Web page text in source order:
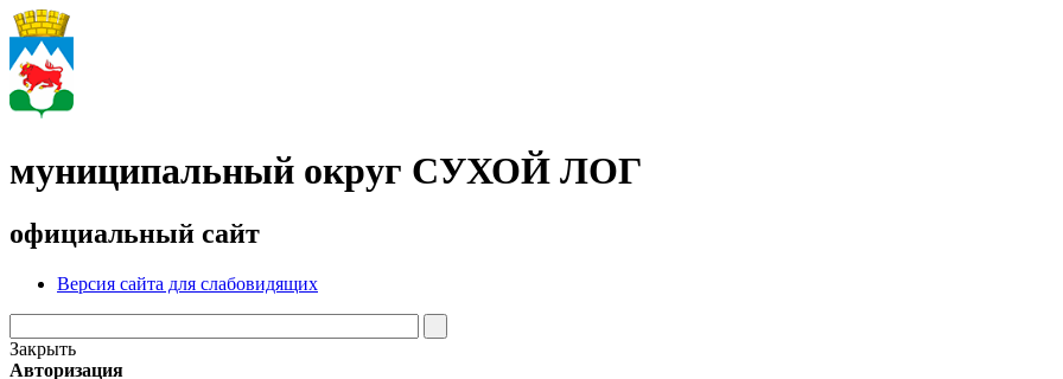
муниципальный округ СУХОЙ ЛОГ
официальный сайт
Версия сайта для слабовидящих
Закрыть
Авторизация